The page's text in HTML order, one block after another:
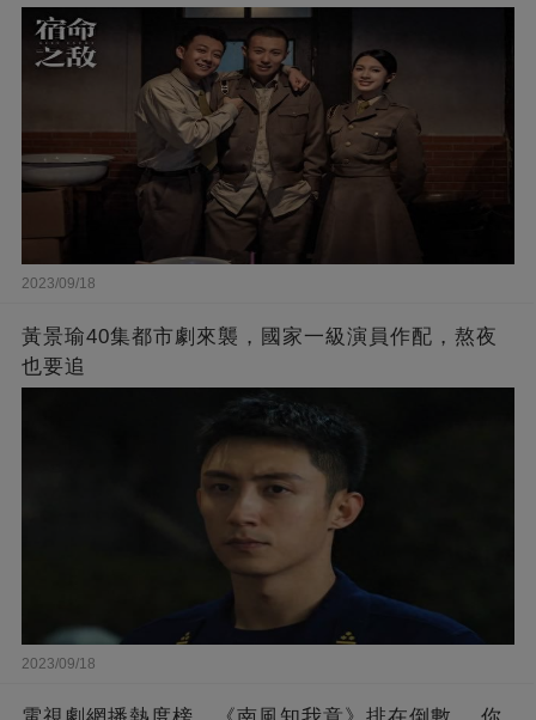
2023/09/18
黃景瑜40集都市劇來襲，國家一級演員作配，熬夜
也要追
2023/09/18